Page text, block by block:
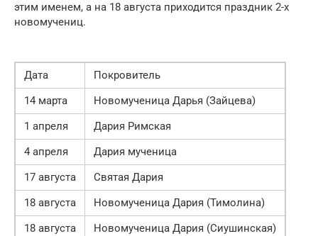
этим именем, а на 18 августа приходится праздник 2-х
новомучениц.
Дата
Покровитель
14 марта
Новомученица Дарья (Зайцева)
1 апреля
Дария Римская
4 апреля
Дария мученица
17 августа
Святая Дария
18 августа
Новомученица Дария (Тимолина)
18 августа
Новомученица Дария (Сиушинская)